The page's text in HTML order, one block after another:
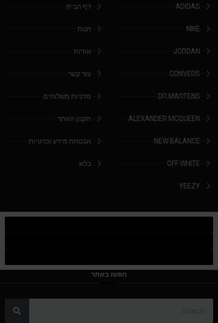
ADIDAS
NIKE
JORDAN
CONVERS
DR.MARTENS
ALEXANDER MCQUEEN
NEW BALANCE
OFF WHITE
YEEZY
דף הבית
חנות
אודות
צור קשר
מדניות משלוחים
תקנון האתר
אבטחת מידע ופרטיות
בלוג
חפשו באתר